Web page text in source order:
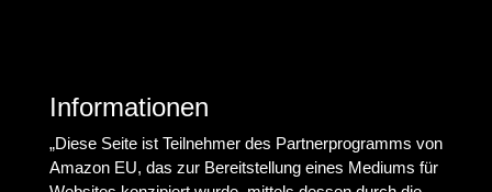
Informationen
„Diese Seite ist Teilnehmer des Partnerprogramms von
Amazon EU, das zur Bereitstellung eines Mediums für